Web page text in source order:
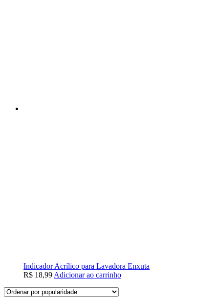
Indicador Acrílico para Lavadora Enxuta
R$ 18,99Adicionar ao carrinho